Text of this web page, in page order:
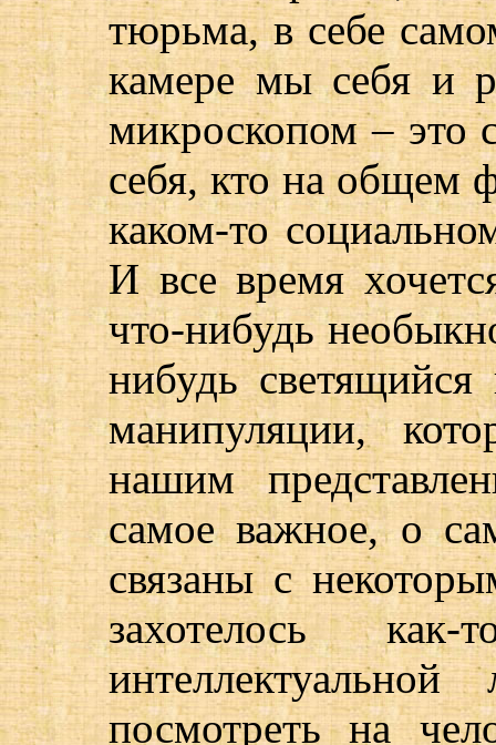
тюрьма, в себе
камере мы себя и
микроскопом – это
себя, кто на общем
каком-то
И все время
что-нибудь
нибудь
манипуляции,
нашим
самое важное, о
связаны с
захотелось
посмотреть на